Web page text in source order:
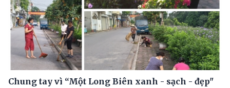
Chung tay vì “Một Long Biên xanh - sạch - đẹp"